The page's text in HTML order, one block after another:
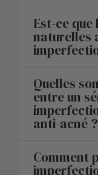
Est-ce
naturelles
Quelles
entre un
anti-acné ?
Comment